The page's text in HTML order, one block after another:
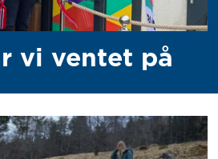
vi ventet på